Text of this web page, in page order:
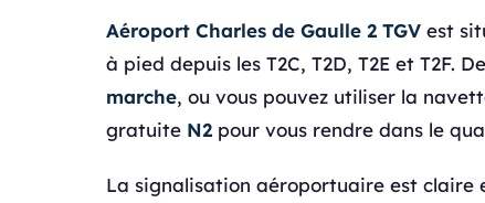
Aéroport Charles de Gaulle 2 TGV est
à pied depuis les T2C, T2D, T2E et T2F.
marche, ou vous pouvez utiliser la
gratuite N2 pour vous rendre dans le
La signalisation aéroportuaire est claire